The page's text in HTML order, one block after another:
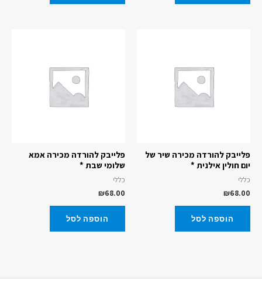
פלייבק להורדה מכירה שיר של
יום חולין אילנית *
כללי
₪68.00
הוספה לסל
פלייבק להורדה מכירה אמא
שלומי שבת *
כללי
₪68.00
הוספה לסל